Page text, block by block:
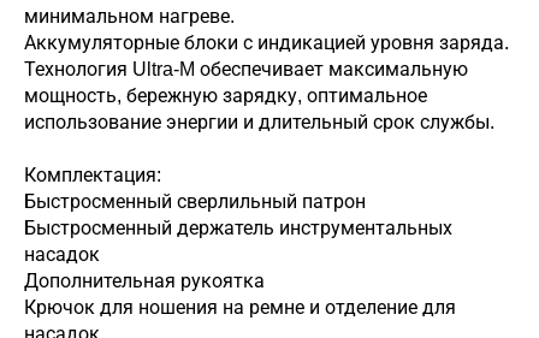
минимальном нагреве.
Аккумуляторные блоки с индикацией уровня заряда.
Технология Ultra-M обеспечивает максимальную
мощность, бережную зарядку, оптимальное
использование энергии и длительный срок службы.
Комплектация:
Быстросменный сверлильный патрон
Быстросменный держатель инструментальных
насадок
Дополнительная рукоятка
Крючок для ношения на ремне и отделение для
насадок